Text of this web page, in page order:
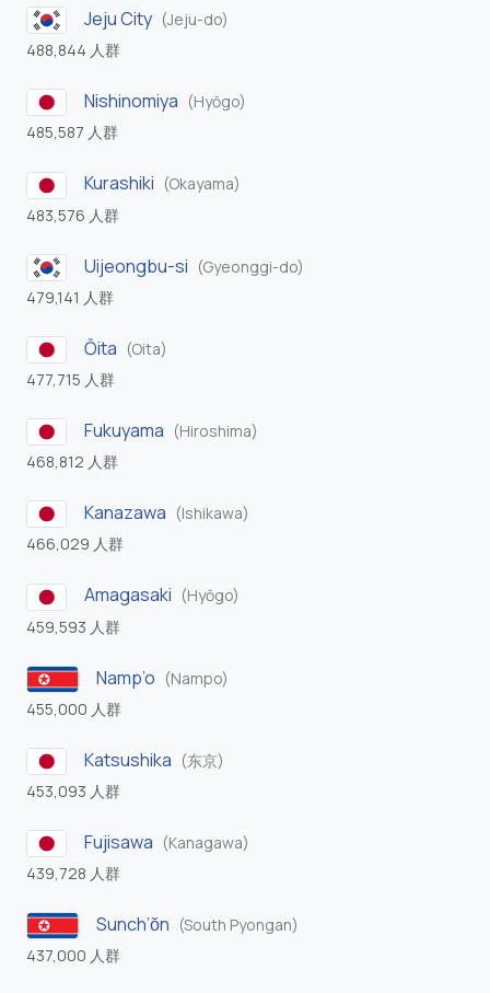
Jeju City (Jeju-do)
488,844 人群
Nishinomiya (Hyōgo)
485,587 人群
Kurashiki (Okayama)
483,576 人群
Uijeongbu-si (Gyeonggi-do)
479,141 人群
Ōita (Oita)
477,715 人群
Fukuyama (Hiroshima)
468,812 人群
Kanazawa (Ishikawa)
466,029 人群
Amagasaki (Hyōgo)
459,593 人群
Namp’o (Nampo)
455,000 人群
Katsushika (东京)
453,093 人群
Fujisawa (Kanagawa)
439,728 人群
Sunch’ŏn (South Pyongan)
437,000 人群